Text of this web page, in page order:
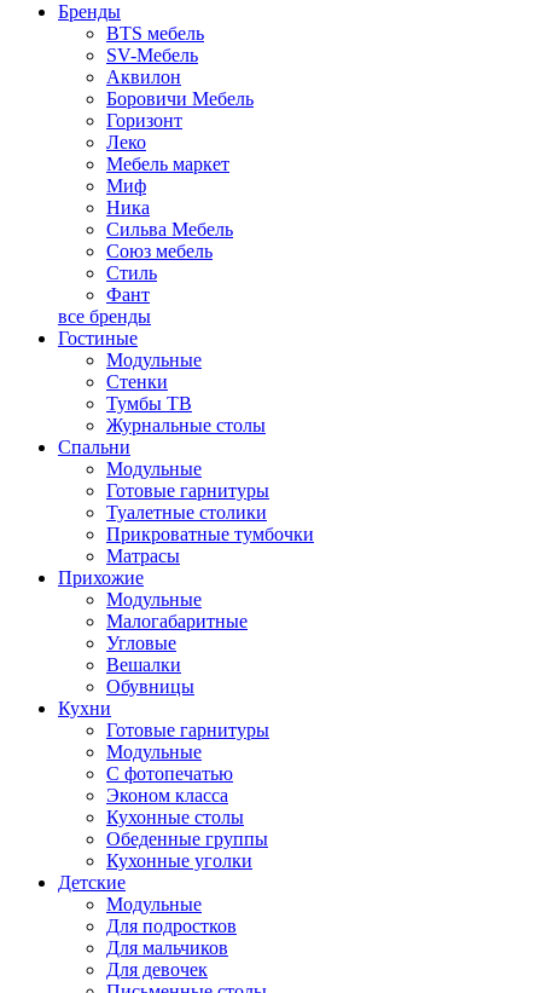
Бренды
BTS мебель
SV-Мебель
Аквилон
Боровичи Мебель
Горизонт
Леко
Мебель маркет
Миф
Ника
Сильва Мебель
Союз мебель
Стиль
Фант
все бренды
Гостиные
Модульные
Стенки
Тумбы ТВ
Журнальные столы
Спальни
Модульные
Готовые гарнитуры
Туалетные столики
Прикроватные тумбочки
Матрасы
Прихожие
Модульные
Малогабаритные
Угловые
Вешалки
Обувницы
Кухни
Готовые гарнитуры
Модульные
С фотопечатью
Эконом класса
Кухонные столы
Обеденные группы
Кухонные уголки
Детские
Модульные
Для подростков
Для мальчиков
Для девочек